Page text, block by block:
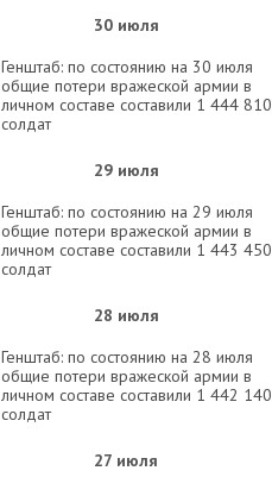
30 июля
Генштаб: по состоянию на 30 июля
общие потери вражеской армии в
личном составе составили 1 444 810
солдат
29 июля
Генштаб: по состоянию на 29 июля
общие потери вражеской армии в
личном составе составили 1 443 450
солдат
28 июля
Генштаб: по состоянию на 28 июля
общие потери вражеской армии в
личном составе составили 1 442 140
солдат
27 июля